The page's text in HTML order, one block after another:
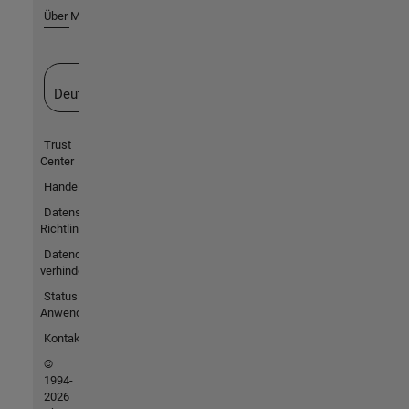
Über MathWorks
Deutschland
Trust
Center
Handelsmarken
Datenschutz-
Richtlinien
Datendiebstahl
verhindern
Status von
Anwendungen
Kontakt
©
1994-
2026